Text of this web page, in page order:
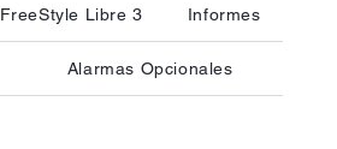
FreeStyle Libre 3 Informes
Alarmas Opcionales